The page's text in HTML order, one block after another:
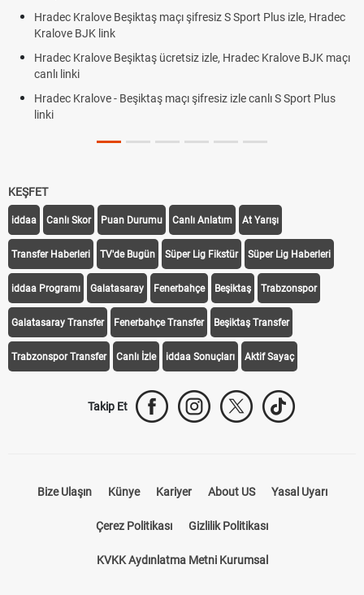
Hradec Kralove Beşiktaş maçı şifresiz S Sport Plus izle, Hradec
Kralove BJK link
Hradec Kralove Beşiktaş ücretsiz izle, Hradec Kralove BJK maçı
canlı linki
Hradec Kralove - Beşiktaş maçı şifresiz izle canlı S Sport Plus
linki
KEŞFET
iddaa Canlı Skor Puan Durumu Canlı Anlatım At Yarışı
Transfer Haberleri TV'de Bugün Süper Lig Fikstür Süper Lig Haberleri
iddaa Programı Galatasaray Fenerbahçe Beşiktaş Trabzonspor
Galatasaray Transfer Fenerbahçe Transfer Beşiktaş Transfer
Trabzonspor Transfer Canlı İzle iddaa Sonuçları Aktif Sayaç
Takip Et
Bize Ulaşın Künye Kariyer About US Yasal Uyarı
Çerez Politikası Gizlilik Politikası
KVKK Aydınlatma Metni Kurumsal